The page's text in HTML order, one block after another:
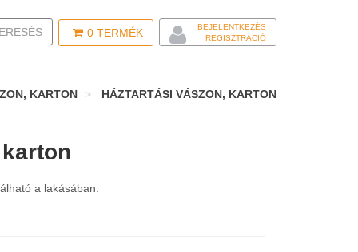
0 TERMÉK
BEJELENTKEZÉS
REGISZTRÁCIÓ
SEARCH
KARTON HÁZTARTÁSI VÁSZON, KARTON
a lakásában.